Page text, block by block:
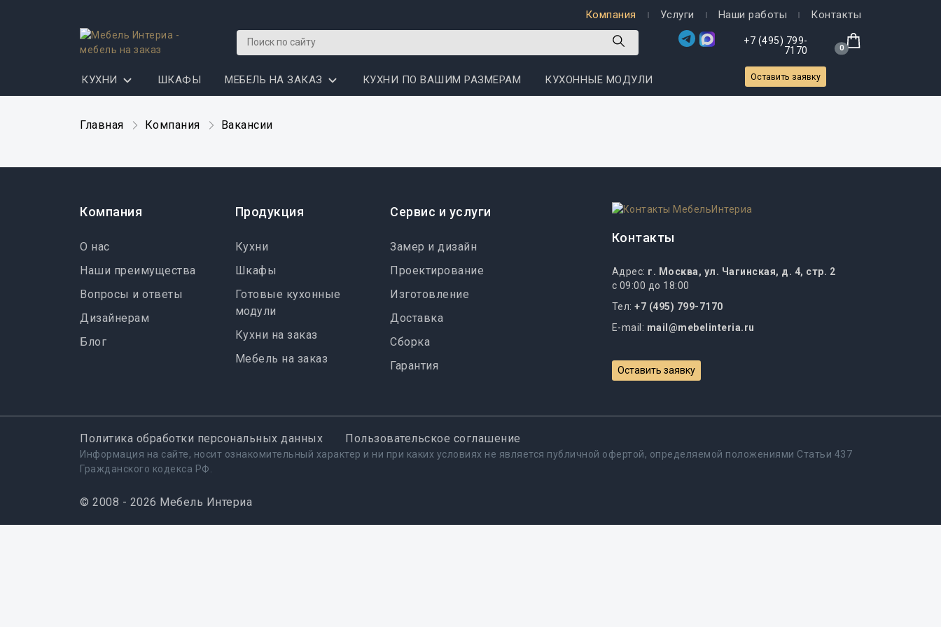
Компания Услуги Наши работы Контакты
+7 (495) 799-
7170
0
КУХНИ ШКАФЫ МЕБЕЛЬ НА ЗАКАЗ КУХНИ ПО ВАШИМ РАЗМЕРАМ КУХОННЫЕ МОДУЛИ Оставить заявку
Главная Компания Вакансии
Компания
О нас
Наши преимущества
Вопросы и ответы
Дизайнерам
Блог
Продукция
Кухни
Шкафы
Готовые кухонные
модули
Кухни на заказ
Мебель на заказ
Сервис и услуги
Замер и дизайн
Проектирование
Изготовление
Доставка
Сборка
Гарантия
Контакты
Адрес: г. Москва, ул. Чагинская, д. 4, стр. 2
с 09:00 до 18:00
Тел:+7 (495) 799-7170
E-mail: mail@mebelinteria.ru
Оставить заявку
Политика обработки персональных данных Пользовательское соглашение
Информация на сайте, носит ознакомительный характер и ни при каких условиях не является публичной офертой, определяемой положениями Статьи 437
Гражданского кодекса РФ.
© 2008 - 2026 Мебель Интериа